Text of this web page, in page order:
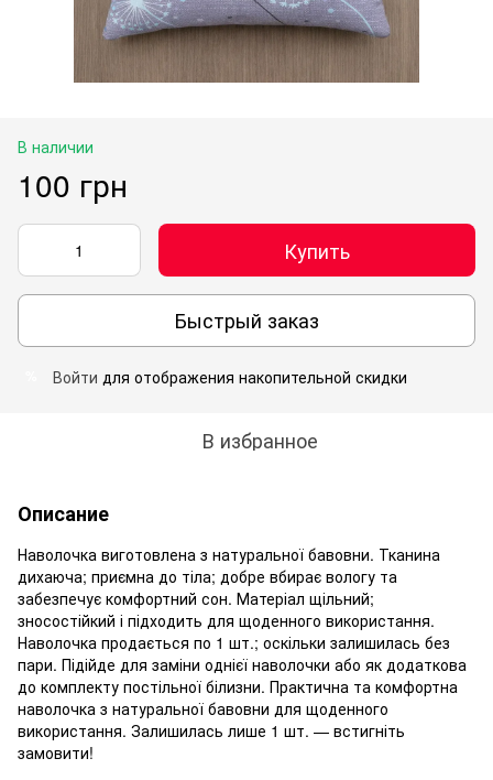
В наличии
100 грн
Купить
Быстрый заказ
Войти для отображения накопительной скидки
В избранное
Описание
Наволочка виготовлена з натуральної бавовни. Тканина
дихаюча; приємна до тіла; добре вбирає вологу та
забезпечує комфортний сон. Матеріал щільний;
зносостійкий і підходить для щоденного використання.
Наволочка продається по 1 шт.; оскільки залишилась без
пари. Підійде для заміни однієї наволочки або як додаткова
до комплекту постільної білизни. Практична та комфортна
наволочка з натуральної бавовни для щоденного
використання. Залишилась лише 1 шт. — встигніть
замовити!